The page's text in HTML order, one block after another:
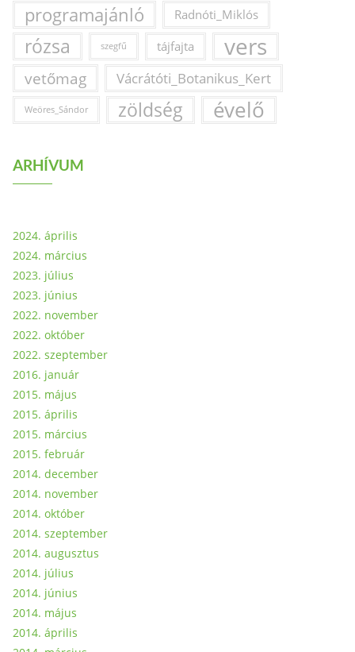
programajánló Radnóti_Miklós
rózsa szegfű tájfajta vers
vetőmag Vácrátóti_Botanikus_Kert
Weöres_Sándor zöldség évelő
ARHÍVUM
2024. április
2024. március
2023. július
2023. június
2022. november
2022. október
2022. szeptember
2016. január
2015. május
2015. április
2015. március
2015. február
2014. december
2014. november
2014. október
2014. szeptember
2014. augusztus
2014. július
2014. június
2014. május
2014. április